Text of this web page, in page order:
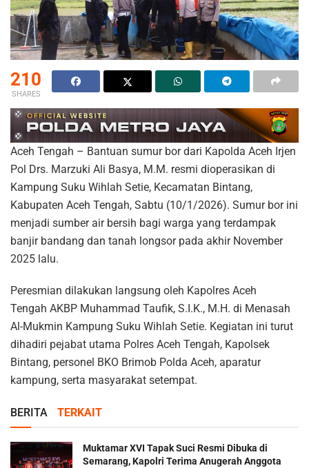
210
SHARES
Aceh Tengah – Bantuan sumur bor dari Kapolda Aceh Irjen
Pol Drs. Marzuki Ali Basya, M.M. resmi dioperasikan di
Kampung Suku Wihlah Setie, Kecamatan Bintang,
Kabupaten Aceh Tengah, Sabtu (10/1/2026). Sumur bor ini
menjadi sumber air bersih bagi warga yang terdampak
banjir bandang dan tanah longsor pada akhir November
2025 lalu.
Peresmian dilakukan langsung oleh Kapolres Aceh
Tengah AKBP Muhammad Taufik, S.I.K., M.H. di Menasah
Al-Mukmin Kampung Suku Wihlah Setie. Kegiatan ini turut
dihadiri pejabat utama Polres Aceh Tengah, Kapolsek
Bintang, personel BKO Brimob Polda Aceh, aparatur
kampung, serta masyarakat setempat.
BERITA TERKAIT
Muktamar XVI Tapak Suci Resmi Dibuka di
Semarang, Kapolri Terima Anugerah Anggota